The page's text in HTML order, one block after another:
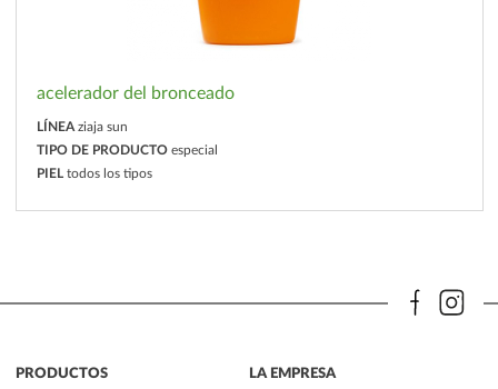
acelerador del bronceado
LÍNEA ziaja sun
TIPO DE PRODUCTO especial
PIEL todos los tipos
PRODUCTOS LA EMPRESA